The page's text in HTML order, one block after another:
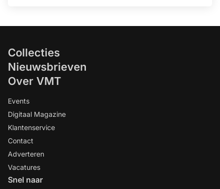
Collecties
Nieuwsbrieven
Over VMT
Events
Digitaal Magazine
Klantenservice
Contact
Adverteren
Vacatures
Snel naar